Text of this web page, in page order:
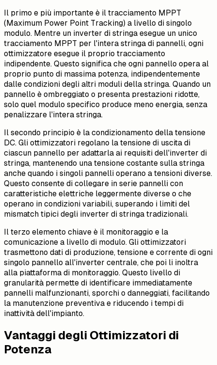
Il primo e più importante è il tracciamento MPPT
(Maximum Power Point Tracking) a livello di singolo
modulo. Mentre un inverter di stringa esegue un unico
tracciamento MPPT per l'intera stringa di pannelli, ogni
ottimizzatore esegue il proprio tracciamento
indipendente. Questo significa che ogni pannello opera al
proprio punto di massima potenza, indipendentemente
dalle condizioni degli altri moduli della stringa. Quando un
pannello è ombreggiato o presenta prestazioni ridotte,
solo quel modulo specifico produce meno energia, senza
penalizzare l'intera stringa.
Il secondo principio è la condizionamento della tensione
DC. Gli ottimizzatori regolano la tensione di uscita di
ciascun pannello per adattarla ai requisiti dell'inverter di
stringa, mantenendo una tensione costante sulla stringa
anche quando i singoli pannelli operano a tensioni diverse.
Questo consente di collegare in serie pannelli con
caratteristiche elettriche leggermente diverse o che
operano in condizioni variabili, superando i limiti del
mismatch tipici degli inverter di stringa tradizionali.
Il terzo elemento chiave è il monitoraggio e la
comunicazione a livello di modulo. Gli ottimizzatori
trasmettono dati di produzione, tensione e corrente di ogni
singolo pannello all'inverter centrale, che poi li inoltra
alla piattaforma di monitoraggio. Questo livello di
granularità permette di identificare immediatamente
pannelli malfunzionanti, sporchi o danneggiati, facilitando
la manutenzione preventiva e riducendo i tempi di
inattività dell'impianto.
Vantaggi degli Ottimizzatori di
Potenza